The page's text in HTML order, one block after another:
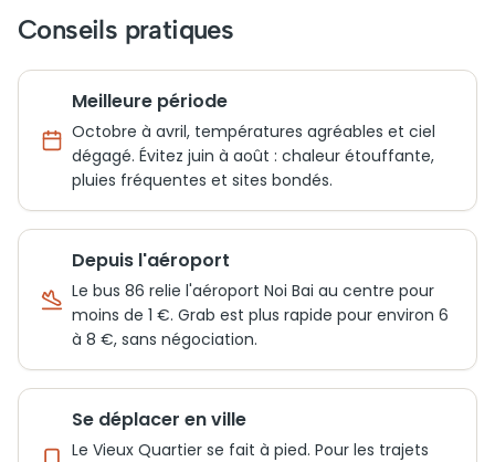
Conseils pratiques
Meilleure période
Octobre à avril, températures agréables et ciel
dégagé. Évitez juin à août : chaleur étouffante,
pluies fréquentes et sites bondés.
Depuis l'aéroport
Le bus 86 relie l'aéroport Noi Bai au centre pour
moins de 1 €. Grab est plus rapide pour environ 6
à 8 €, sans négociation.
Se déplacer en ville
Le Vieux Quartier se fait à pied. Pour les trajets